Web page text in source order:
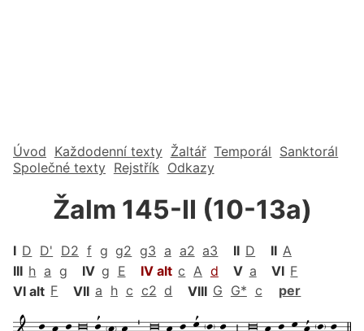
Úvod Každodenní texty Žaltář Temporál Sanktorál
Společné texty Rejstřík Odkazy
Žalm 145-II (10-13a)
I D D' D2 f g g2 g3 a a2 a3 II D II A
III h a g IV g E IV alt c A d V a VI F
VI alt F VII a h c c2 d VIII G G* c per